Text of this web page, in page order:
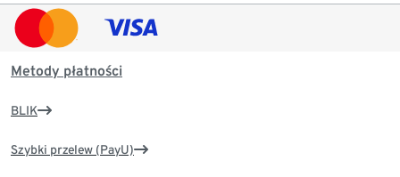
Metody płatności
BLIK
Szybki przelew (PayU)